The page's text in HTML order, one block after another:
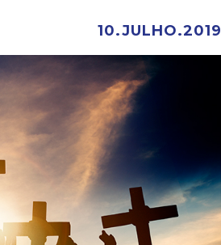
10.JULHO.2019